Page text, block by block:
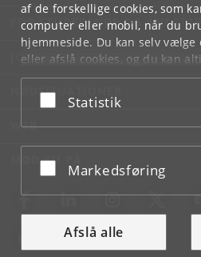
af de forskellige cookies, som
computer eller mobil, når du
hjemmeside. Du kan selv vælge
eller afslå cookies, og du kan
underCookie- og
bunden af hver side.
Acceptér eller afslå
Statistik
Acceptér eller afslå
Markedsføring
Afslå alle
FOR STUDERENDE OG ANSATTE
JOB OG KARRIERE
NØDSITUATIONER
WEB
MØD KU PÅ